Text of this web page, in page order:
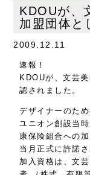
KDOUが、
加盟団体と
2009.12.11
速報！
KDOUが、文芸
認されました。
デザイナーのた
ユニオン創設当
康保険組合への加
当月正式に許諾さ
加入資格は、文